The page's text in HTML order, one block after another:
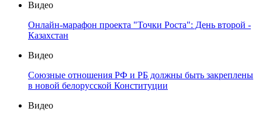
Видео
Онлайн-марафон проекта "Точки Роста": День второй -
Казахстан
Видео
Союзные отношения РФ и РБ должны быть закреплены
в новой белорусской Конституции
Видео